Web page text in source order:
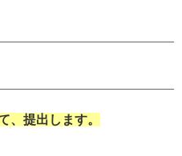
、提出します。